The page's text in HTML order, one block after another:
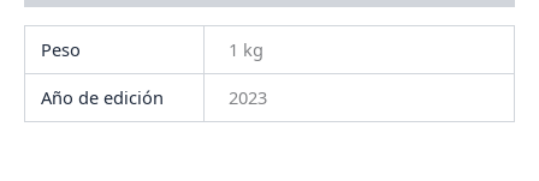
Peso
1 kg
Año de edición
2023